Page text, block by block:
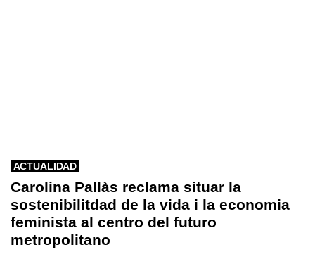
ACTUALIDAD
Carolina Pallàs reclama situar la
sostenibilitdad de la vida i la economia
feminista al centro del futuro
metropolitano